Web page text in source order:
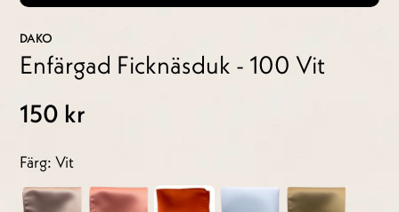
DAKO
Enfärgad Ficknäsduk - 100 Vit
150 kr
Färg: Vit